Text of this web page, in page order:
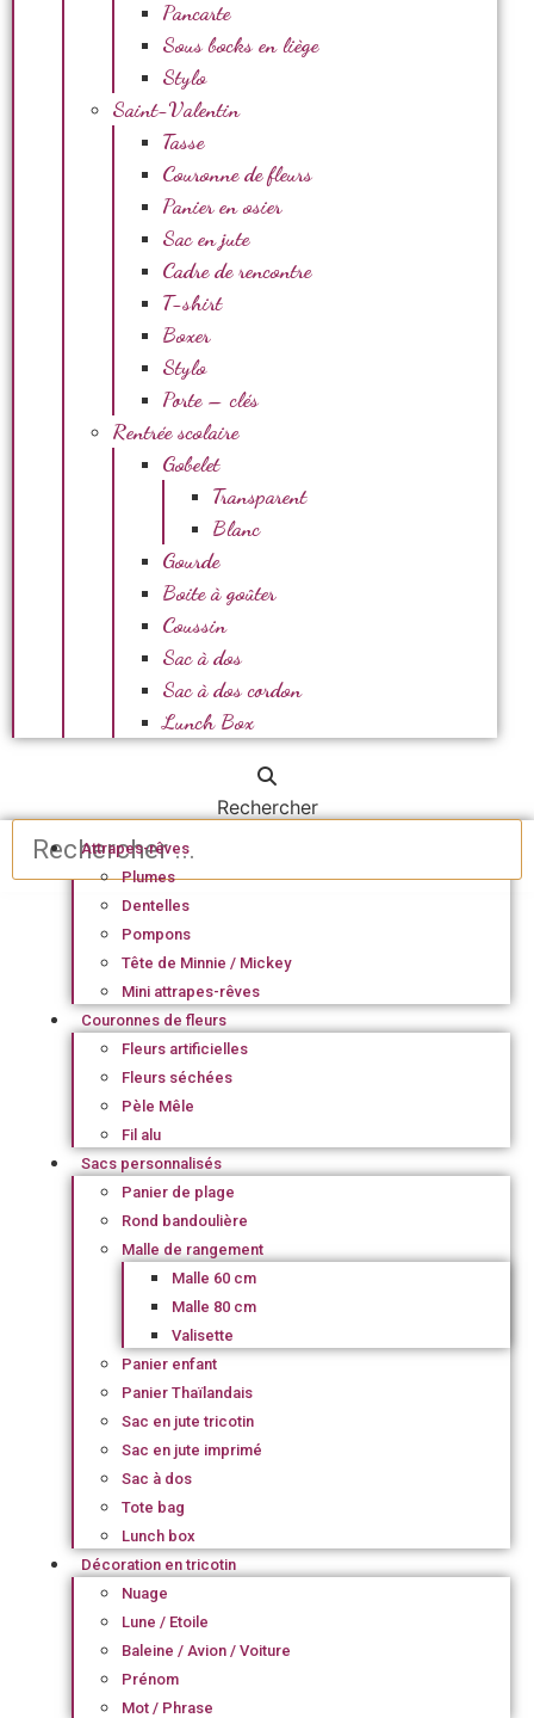
Pancarte
Sous bocks en liège
Stylo
Saint-Valentin
Tasse
Couronne de fleurs
Panier en osier
Sac en jute
Cadre de rencontre
T-shirt
Boxer
Stylo
Porte – clés
Rentrée scolaire
Gobelet
Transparent
Blanc
Gourde
Boite à goûter
Coussin
Sac à dos
Sac à dos cordon
Lunch Box
Rechercher
Attrapes-rêves
Plumes
Dentelles
Pompons
Tête de Minnie / Mickey
Mini attrapes-rêves
Couronnes de fleurs
Fleurs artificielles
Fleurs séchées
Pèle Mêle
Fil alu
Sacs personnalisés
Panier de plage
Rond bandoulière
Malle de rangement
Malle 60 cm
Malle 80 cm
Valisette
Panier enfant
Panier Thaïlandais
Sac en jute tricotin
Sac en jute imprimé
Sac à dos
Tote bag
Lunch box
Décoration en tricotin
Nuage
Lune / Etoile
Baleine / Avion / Voiture
Prénom
Mot / Phrase